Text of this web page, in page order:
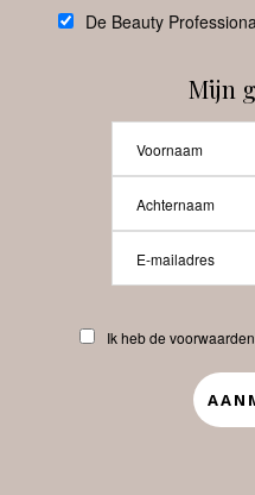
De Beauty
Mijn
Ik heb de